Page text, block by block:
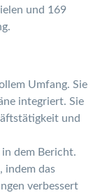
und 169
Umfang. Sie
integriert. Sie
und
dem Bericht.
indem das
verbessert